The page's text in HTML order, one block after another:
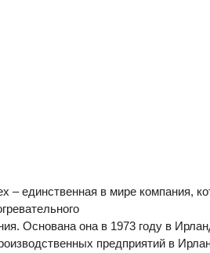
– единственная в мире компания,
Основана она в 1973 году в
предприятий в